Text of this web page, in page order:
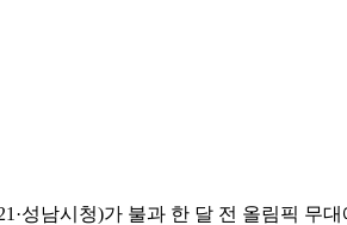
성남시청)가 불과 한 달 전 올림픽